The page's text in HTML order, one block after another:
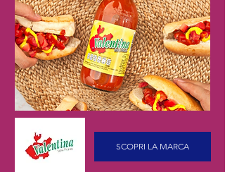
SCOPRI LA MARCA